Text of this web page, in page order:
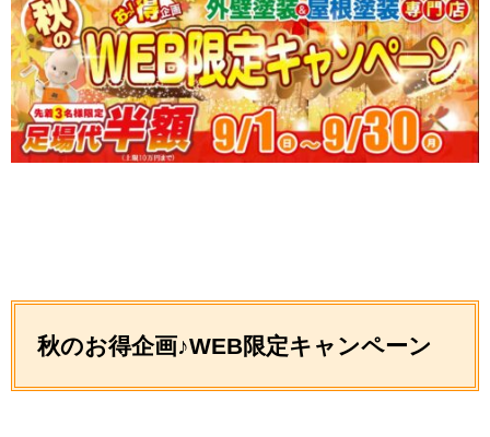
秋のお得企画♪WEB限定キャンペーン